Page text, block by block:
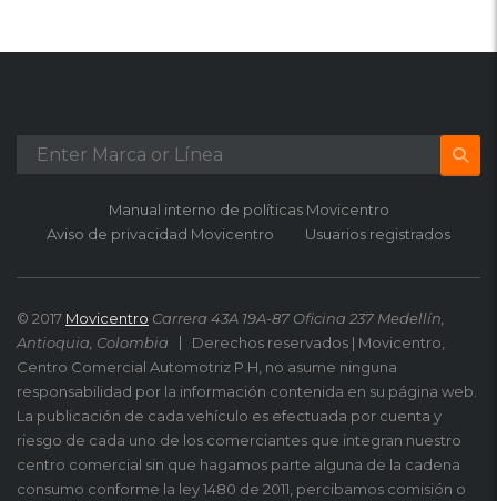
Manual interno de políticas Movicentro
Aviso de privacidad Movicentro
Usuarios registrados
© 2017 Movicentro Carrera 43A 19A-87 Oficina 237 Medellín,
Antioquia, Colombia
Derechos reservados | Movicentro,
Centro Comercial Automotriz P.H, no asume ninguna
responsabilidad por la información contenida en su página web.
La publicación de cada vehículo es efectuada por cuenta y
riesgo de cada uno de los comerciantes que integran nuestro
centro comercial sin que hagamos parte alguna de la cadena
consumo conforme la ley 1480 de 2011, percibamos comisión o